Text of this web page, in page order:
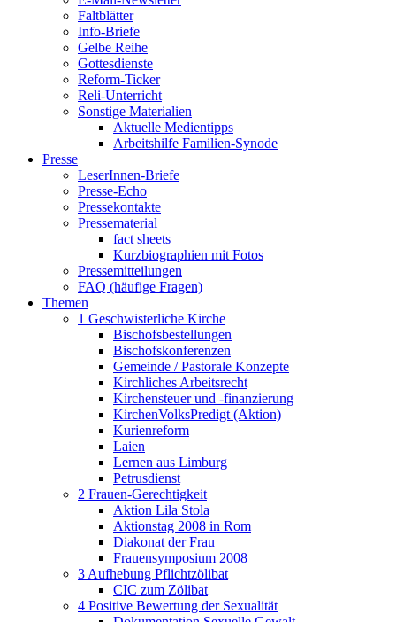
Faltblätter
Info-Briefe
Gelbe Reihe
Gottesdienste
Reform-Ticker
Reli-Unterricht
Sonstige Materialien
Aktuelle Medientipps
Arbeitshilfe Familien-Synode
Presse
LeserInnen-Briefe
Presse-Echo
Pressekontakte
Pressematerial
fact sheets
Kurzbiographien mit Fotos
Pressemitteilungen
FAQ (häufige Fragen)
Themen
1 Geschwisterliche Kirche
Bischofsbestellungen
Bischofskonferenzen
Gemeinde / Pastorale Konzepte
Kirchliches Arbeitsrecht
Kirchensteuer und -finanzierung
KirchenVolksPredigt (Aktion)
Kurienreform
Laien
Lernen aus Limburg
Petrusdienst
2 Frauen-Gerechtigkeit
Aktion Lila Stola
Aktionstag 2008 in Rom
Diakonat der Frau
Frauensymposium 2008
3 Aufhebung Pflichtzölibat
CIC zum Zölibat
4 Positive Bewertung der Sexualität